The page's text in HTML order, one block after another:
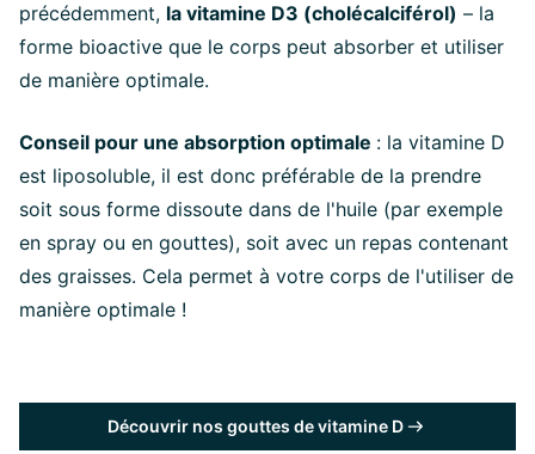
précédemment, la vitamine D3 (cholécalciférol) – la
forme bioactive que le corps peut absorber et utiliser
de manière optimale.
Conseil pour une absorption optimale : la vitamine D
est liposoluble, il est donc préférable de la prendre
soit sous forme dissoute dans de l'huile (par exemple
en spray ou en gouttes), soit avec un repas contenant
des graisses. Cela permet à votre corps de l'utiliser de
manière optimale !
Découvrir nos gouttes de vitamine D